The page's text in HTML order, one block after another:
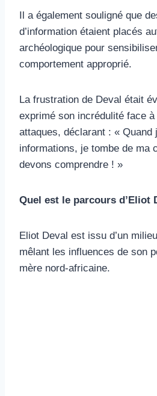
Il a également souligné que
d’information étaient placés
archéologique pour
comportement approprié.
La frustration de Deval était
exprimé son incrédulité face
attaques, déclarant : « Quand
informations, je tombe de ma
devons comprendre ! »
Quel est le parcours d’Eliot
Eliot Deval est issu d’un
mêlant les influences de son
mère nord-africaine.